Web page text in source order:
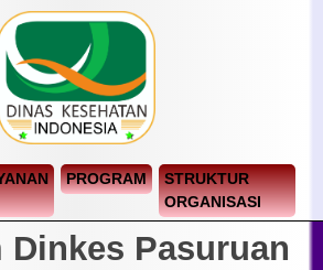
PROGRAM
STRUKTUR
ORGANISASI
Dinkes Pasuruan